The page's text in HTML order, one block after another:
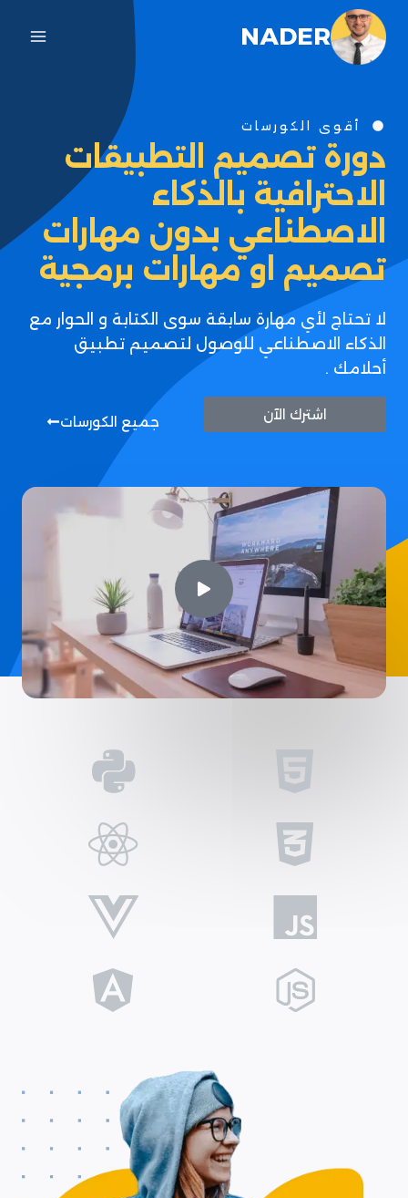
NADER
أقوى الكورسات
دورة تصميم التطبيقات
الاحترافية بالذكاء
الاصطناعي بدون مهارات
تصميم او مهارات برمجية
لا تحتاج لأي مهارة سابقة سوى الكتابة و الحوار مع
الذكاء الاصطناعي للوصول لتصميم تطبيق
أحلامك .
اشترك الآن جميع الكورسات